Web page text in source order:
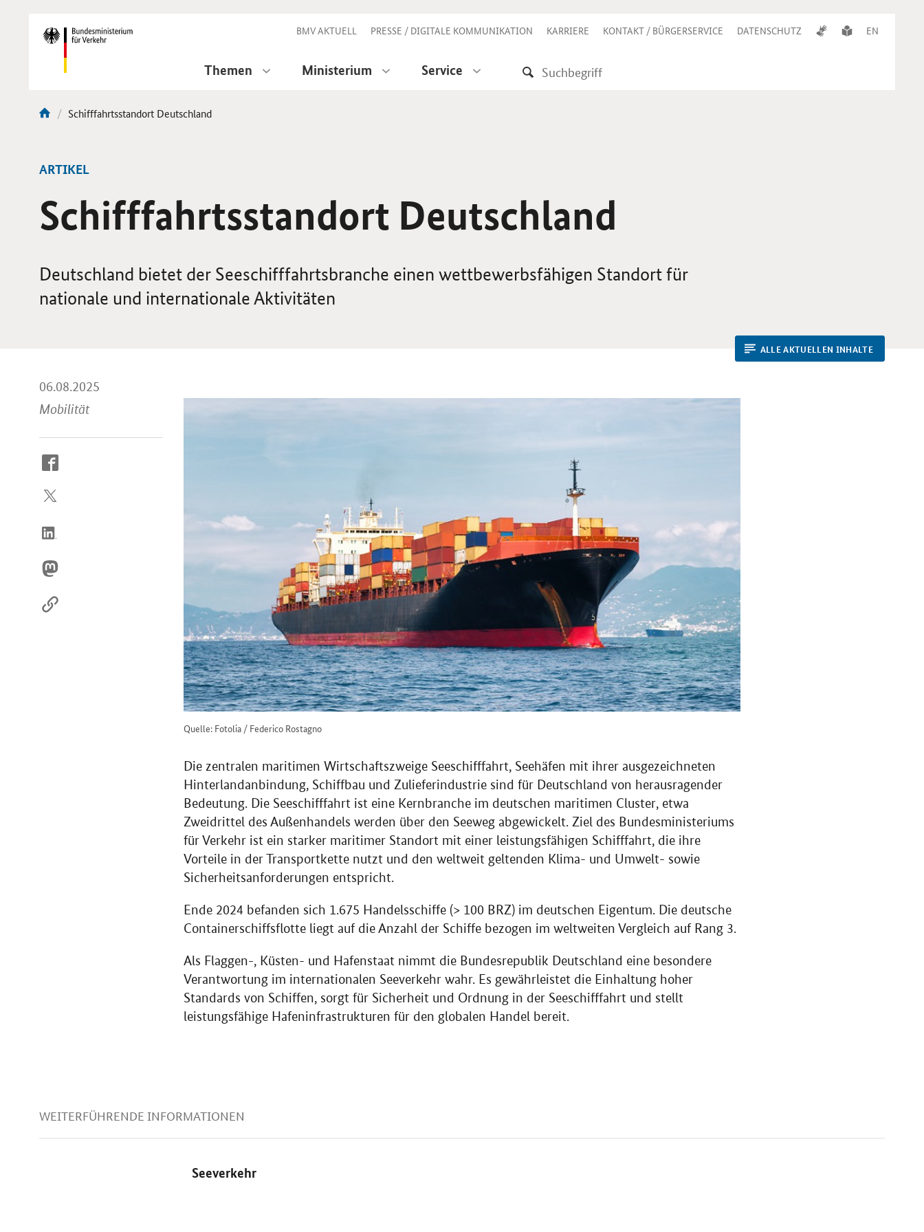
Navigation BMV AKTUELL PRESSE / DIGITALE KOMMUNIKATION KARRIERE KONTAKT / BÜRGERSERVICE DATENSCHUTZ EN
Themen Ministerium Service
Aktuelle
Schifffahrtsstandort Deutschland
ARTIKEL
Schifffahrtsstandort Deutschland
Deutschland bietet der Seeschifffahrtsbranche einen wettbewerbsfähigen Standort für
nationale und internationale Aktivitäten
ALLE AKTUELLEN INHALTE
06.08.2025
Mobilität
So
Sie
Internet
Quelle: Fotolia / Federico Rostagno
Die zentralen maritimen Wirtschaftszweige Seeschifffahrt, Seehäfen mit ihrer ausgezeichneten
Hinterlandanbindung, Schiffbau und Zulieferindustrie sind für Deutschland von herausragender
Bedeutung. Die Seeschifffahrt ist eine Kernbranche im deutschen maritimen Cluster, etwa
Zweidrittel des Außenhandels werden über den Seeweg abgewickelt. Ziel des Bundesministeriums
für Verkehr ist ein starker maritimer Standort mit einer leistungsfähigen Schifffahrt, die ihre
Vorteile in der Transportkette nutzt und den weltweit geltenden Klima- und Umwelt- sowie
Sicherheitsanforderungen entspricht.
Ende 2024 befanden sich 1.675 Handelsschiffe (> 100 BRZ) im deutschen Eigentum. Die deutsche
Containerschiffsflotte liegt auf die Anzahl der Schiffe bezogen im weltweiten Vergleich auf Rang 3.
Als Flaggen-, Küsten- und Hafenstaat nimmt die Bundesrepublik Deutschland eine besondere
Verantwortung im internationalen Seeverkehr wahr. Es gewährleistet die Einhaltung hoher
Standards von Schiffen, sorgt für Sicherheit und Ordnung in der Seeschifffahrt und stellt
leistungsfähige Hafeninfrastrukturen für den globalen Handel bereit.
WEITERFÜHRENDE INFORMATIONEN
Seeverkehr